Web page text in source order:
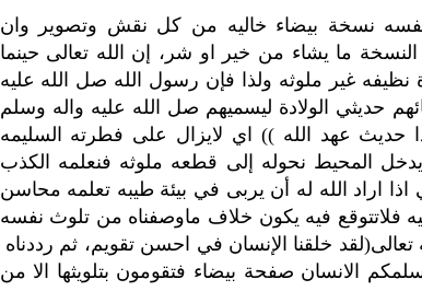
ونفسه نسخة بيضاء خاليه من كل نقش وتصوير وان
ما يشاء من خير او شر، إن الله تعالى حينما
غير ملوثه ولذا فإن رسول الله صل الله عليه
حديثي الولادة ليسميهم صل الله عليه واله وسلم
حديث عهد الله )) اي لايزال على فطرته السليمه
المحيط نحوله إلى قطعه ملوثه فنعلمه الكذب
اذا اراد الله له أن يربى في بيئة طيبه تعلمه محاسن
فلاتتوقع فيه يكون خلاف ماوصفناه من تلوث نفسه
خلقنا الإنسان في احسن تقويم، ثم رددناه
اللذين امنو)التين٤،اي إننا نسلمكم الانسان صفحة بيضاء فتقومون بتلويثها الا من